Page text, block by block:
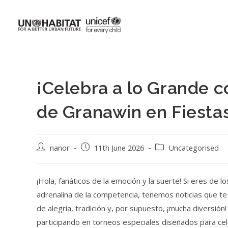
¡Celebra a lo Grande
de Granawin en
nanor 11th June 2026 Uncategorised
¡Hola, fanáticos de la emoción y la suerte! Si eres de
adrenalina de la competencia, tenemos noticias que
de alegría, tradición y, por supuesto, ¡mucha
participando en torneos especiales diseñados para